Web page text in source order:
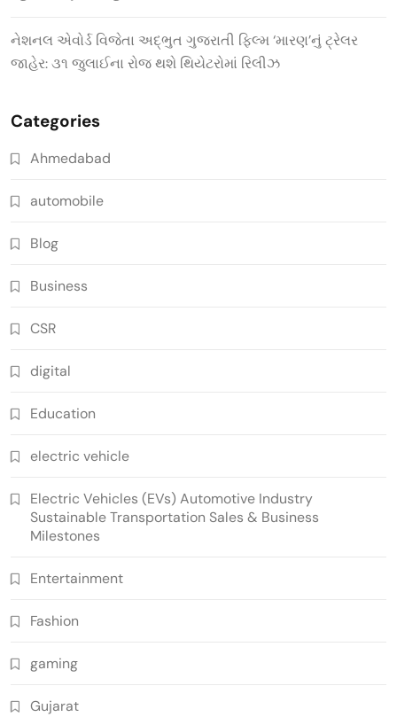
નેશનલ એવોર્ડ વિજેતા અદ્ભુત ગુજરાતી ફિલ્મ ‘મારણ’નું ટ્રેલર
જાહેર: ૩૧ જુલાઈના રોજ થશે થિયેટરોમાં રિલીઝ
Categories
Ahmedabad
automobile
Blog
Business
CSR
digital
Education
electric vehicle
Electric Vehicles (EVs) Automotive Industry
Sustainable Transportation Sales & Business
Milestones
Entertainment
Fashion
gaming
Gujarat